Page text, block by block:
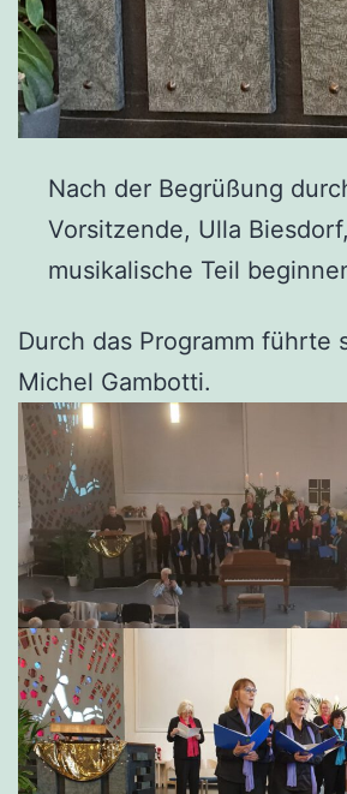
Nach der Begrüßung
Vorsitzende, Ulla
musikalische Teil
Durch das Programm führte
Michel Gambotti.